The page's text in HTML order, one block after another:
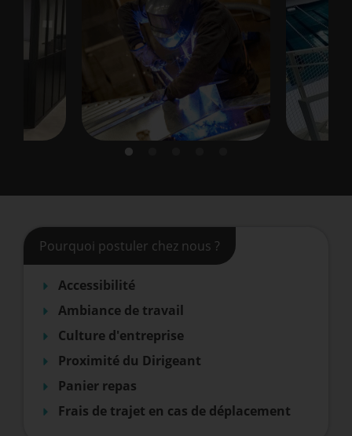
Pourquoi postuler chez nous ?
Accessibilité
Ambiance de travail
Culture d'entreprise
Proximité du Dirigeant
Panier repas
Frais de trajet en cas de déplacement